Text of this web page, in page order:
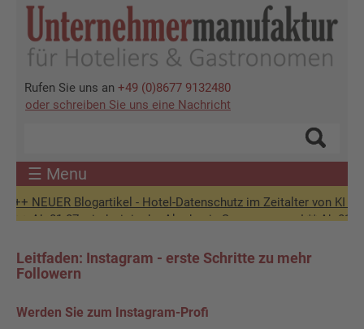
Direkt
Inhalt
Rufen Sie uns an +49 (0)8677 9132480
oder schreiben Sie uns eine Nachricht
☰ Menu
NEUER Blogartikel - Hotel-Datenschutz im Zeitalter von KI +++
Ab 01.07. sind wir in der Akademie-Sommerpause! ** Ab
Leitfaden: Instagram - erste Schritte zu mehr
Followern
Werden Sie zum Instagram-Profi